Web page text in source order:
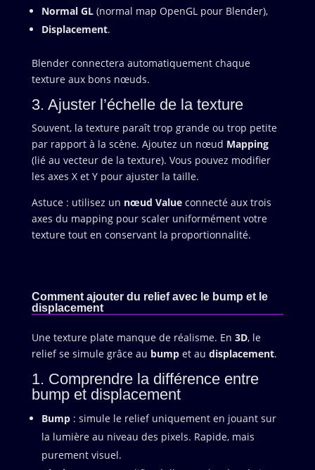
Normal GL(normal map OpenGL pour Blender),
Displacement.
Blender connectera automatiquement chaque
texture aux bons nœuds.
3. Ajuster l’échelle de la texture
Souvent, la texture paraît trop grande ou trop petite
par rapport à la scène. Ajoutez un nœud Mapping
(lié au vecteur de la texture). Vous pouvez modifier
les axes X et Y pour ajuster la taille.
Astuce : utilisez un nœud Valueconnecté aux trois
axes du mapping pour scaler uniformément votre
texture tout en conservant la proportionnalité.
Comment ajouter du relief avec le bump et le
displacement
Une texture plate manque de réalisme. En 3D, le
relief se simule grâce au bumpet au displacement.
1. Comprendre la différence entre
bump et displacement
Bump: simule le relief uniquement en jouant sur
la lumière au niveau des pixels. Rapide, mais
purement visuel.